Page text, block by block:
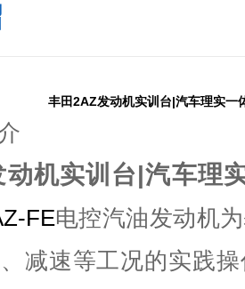
丰田2AZ发动机实训台|汽车理实一
机实训台|汽车理
FE电控汽油发动机
减速等工况的实践